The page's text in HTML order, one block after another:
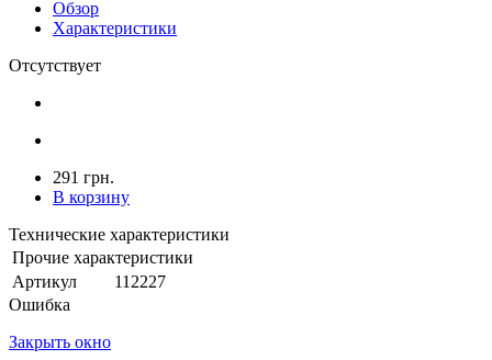
Обзор
Характеристики
Отсутствует
291 грн.
В корзину
Технические характеристики
Прочие характеристики
Артикул
112227
Ошибка
Закрыть окно